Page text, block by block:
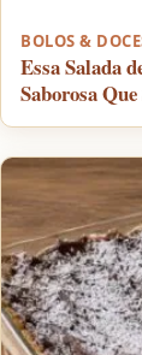
BOLOS &
Essa Salada
Saborosa